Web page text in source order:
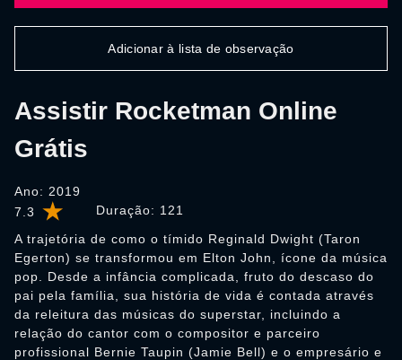
7.3 Duração: 121
Assistir Rocketman Online
Grátis
Ano: 2019
A trajetória de como o tímido Reginald Dwight (Taron
Egerton) se transformou em Elton John, ícone da música
pop. Desde a infância complicada, fruto do descaso do
pai pela família, sua história de vida é contada através
da releitura das músicas do superstar, incluindo a
relação do cantor com o compositor e parceiro
profissional Bernie Taupin (Jamie Bell) e o empresário e
Adicionar à lista de observação